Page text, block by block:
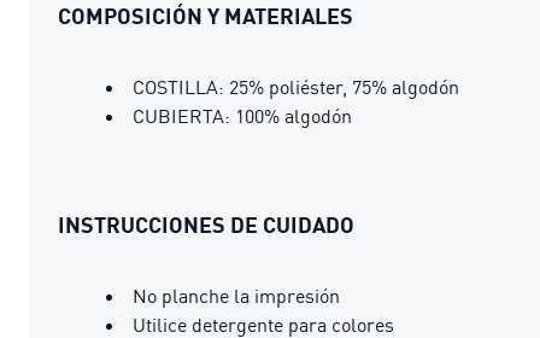
COMPOSICIÓN Y MATERIALES
COSTILLA: 25% poliéster, 75% algodón
CUBIERTA: 100% algodón
INSTRUCCIONES DE CUIDADO
No planche la impresión
Utilice detergente para colores